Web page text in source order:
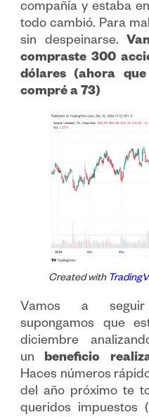
compañía y estaba
todo cambió. Para
sin despeinarse.
compraste 300
dólares (ahora
compré a 73)
Created with
Vamos a seguir
supongamos que
diciembre
un beneficio
Haces números
del año próximo te
queridos impuestos